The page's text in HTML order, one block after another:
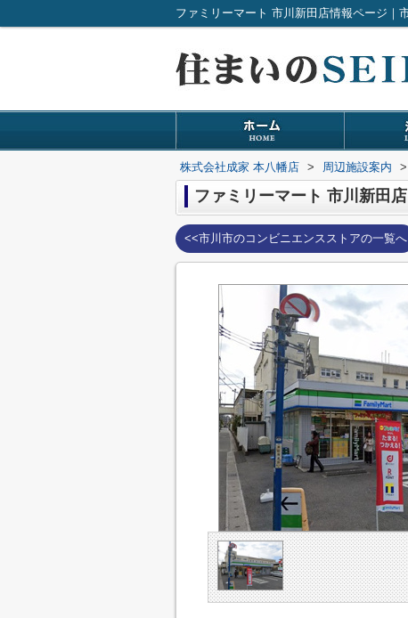
ファミリーマート 市川新田店情報ページ｜
株式会社成家 本八幡店 > 周辺施設案内 >
ファミリーマート 市川新田店
<<市川市のコンビニエンスストアの一覧へ